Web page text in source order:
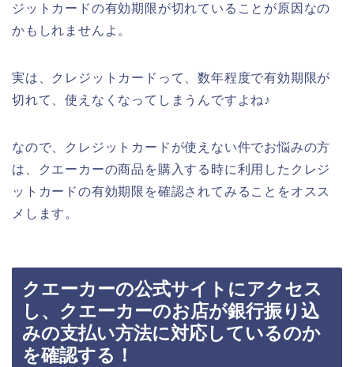
ジットカードの有効期限が切れていることが原因なの
かもしれませんよ。
実は、クレジットカードって、数年程度で有効期限が
切れて、使えなくなってしまうんですよね♪
なので、クレジットカードが使えない件でお悩みの方
は、クエーカーの商品を購入する時に利用したクレジ
ットカードの有効期限を確認されてみることをオスス
メします。
クエーカーの公式サイトにアクセス
し、クエーカーのお店が銀行振り込
みの支払い方法に対応しているのか
を確認する！